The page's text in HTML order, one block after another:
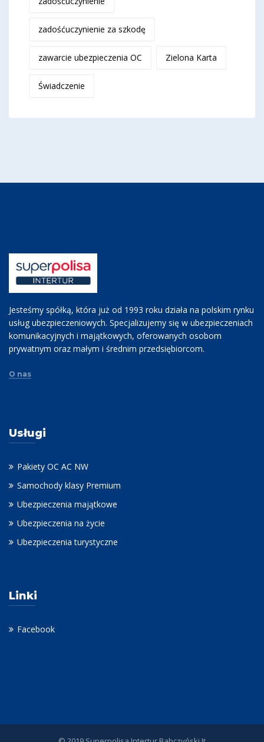
zadośćuczynienie za szkodę
zawarcie ubezpieczenia OC Zielona Karta
Świadczenie
Jesteśmy spółką, która już od 1993 roku działa na polskim rynku
usług ubezpieczeniowych. Specjalizujemy się w ubezpieczeniach
komunikacyjnych i majątkowych, oferowanych osobom
prywatnym oraz małym i średnim przedsiębiorcom.
O nas
Usługi
Pakiety OC AC NW
Samochody klasy Premium
Ubezpieczenia majątkowe
Ubezpieczenia na życie
Ubezpieczenia turystyczne
Linki
Facebook